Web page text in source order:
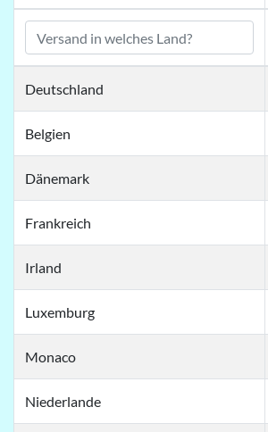
Deutschland
Belgien
Dänemark
Frankreich
Irland
Luxemburg
Monaco
Niederlande